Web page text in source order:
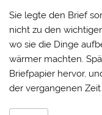
Sie legte den Brief
nicht zu den
wo sie die Dinge
wärmer machten.
Briefpapier hervor,
der vergangenen